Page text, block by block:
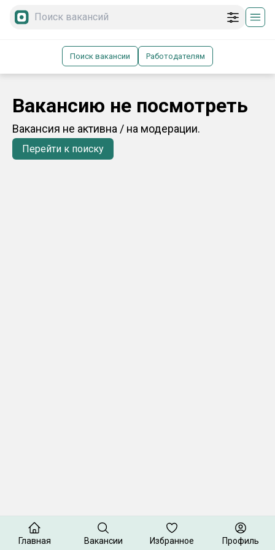
Поиск вакансии Работодателям
Вакансию не посмотреть
Вакансия не активна / на модерации.
Перейти к поиску
Главная Вакансии Избранное Профиль